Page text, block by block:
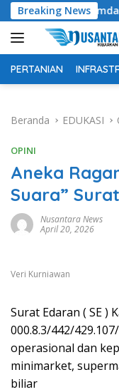
Langsung
ke
konten
Breaking News
Pemda Flotim
PERTANIAN
Beranda EDUKASI
OPINI
Aneka
Suara”
Nusantara News
April 20, 2026
Veri Kurniawan
Surat Edaran ( SE )
000.8.3/442/
operasional dan
minimarket,
biliar